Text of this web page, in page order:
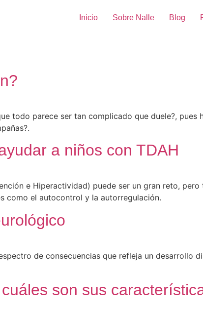
Inicio
Sobre Nalle Blog
todo parece ser tan complicado que duele?, pues
a niños con TDAH
e Hiperactividad) puede ser un gran reto,
como el autocontrol y la autorregulación.
de consecuencias que refleja un desarrollo
son sus